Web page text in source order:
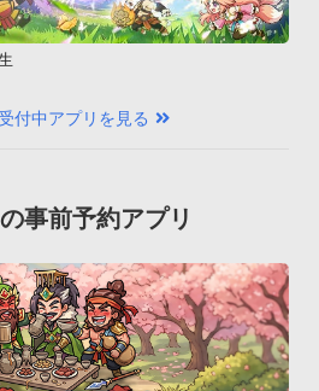
付中アプリを見る
事前予約アプリ